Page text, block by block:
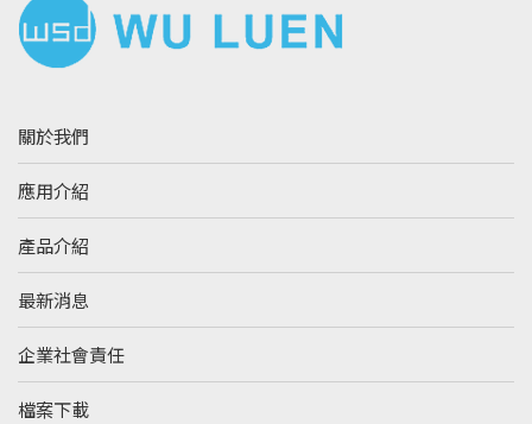
關於我們
應用介紹
產品介紹
最新消息
企業社會責任
檔案下載